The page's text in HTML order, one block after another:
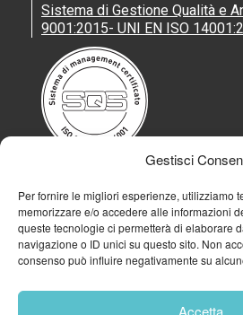
Gestisci
Per fornire le migliori esperienze, utilizziamo
memorizzare e/o accedere alle informazioni
queste tecnologie ci permetterà di elaborare
navigazione o ID unici su questo sito. Non
consenso può influire negativamente su
Accetta
Sistema di Gestione Qualità e
9001:2015- UNI EN ISO